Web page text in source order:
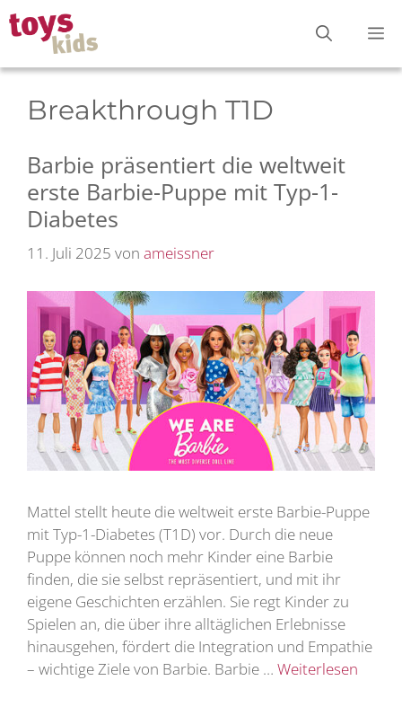
Zum
Inhalt
springen
Breakthrough T1D
Barbie präsentiert die weltweit
erste Barbie-Puppe mit Typ-1-
Diabetes
11. Juli 2025 von ameissner
Mattel stellt heute die weltweit erste Barbie-Puppe
mit Typ-1-Diabetes (T1D) vor. Durch die neue
Puppe können noch mehr Kinder eine Barbie
finden, die sie selbst repräsentiert, und mit ihr
eigene Geschichten erzählen. Sie regt Kinder zu
Spielen an, die über ihre alltäglichen Erlebnisse
hinausgehen, fördert die Integration und Empathie
– wichtige Ziele von Barbie. Barbie … Weiterlesen